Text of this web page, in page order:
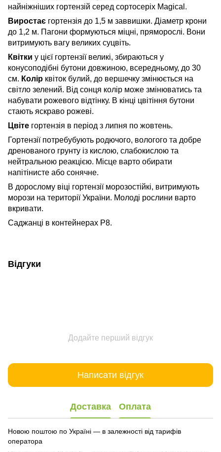
найніжніших гортензій серед сортосеріх Magical.
Виростає гортензія до 1,5 м заввишки. Діаметр крони
до 1,2 м. Пагони формуються міцні, пряморослі. Вони
витримують вагу великих суцвіть.
Квітки у цієї гортензії великі, збираються у
конусоподібні бутони довжиною, всередньому, до 30
см. Колір квіток булий, до вершечку змінюється на
світло зелений. Від сонця колір може змінюватись та
набувати рожевого відтінку. В кінці цвітіння бутони
стають яскраво рожеві.
Цвіте гортензія в період з липня по жовтень.
Гортензії потребубують родючого, вологого та добре
дренованого грунту із кислою, слабокислою та
нейтральною реакцією. Місце варто обирати
напітінисте або сонячне.
В дорослому віці гортензії морозостійкі, витримують
морози на території України. Молоді рослини варто
вкривати.
Саджанці в контейнерах Р8.
Відгуки
Додайте перший відгук
Написати відгук
Доставка Оплата
Новою поштою по Україні — в залежності від тарифів
оператора